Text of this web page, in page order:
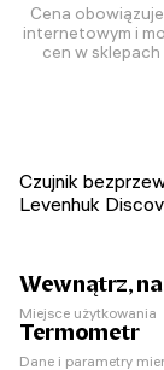
Cena
internetowym i
cen w
Czujnik
Levenhuk
Wewnątrz,
Miejsce użytkowania
Termometr
Dane i parametry